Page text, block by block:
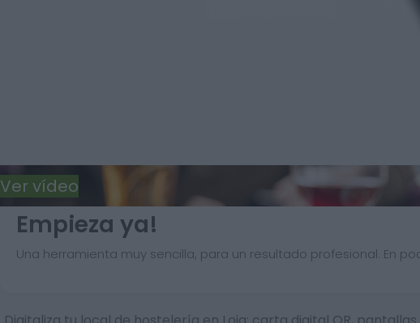
Empieza ya!
Una herramienta muy sencilla, para un resultado profesional. En
Ver vídeo